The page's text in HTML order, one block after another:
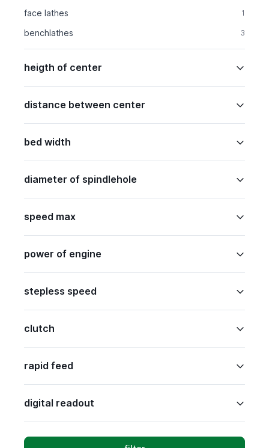
face lathes 1
benchlathes 3
heigth of center
distance between center
bed width
diameter of spindlehole
speed max
power of engine
stepless speed
clutch
rapid feed
digital readout